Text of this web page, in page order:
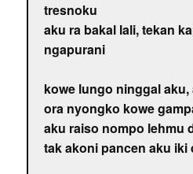
tresnoku
aku ra bakal lali, tekan
ngapurani
kowe lungo ninggal
ora nyongko kowe
aku raiso nompo lehmu
tak akoni pancen aku